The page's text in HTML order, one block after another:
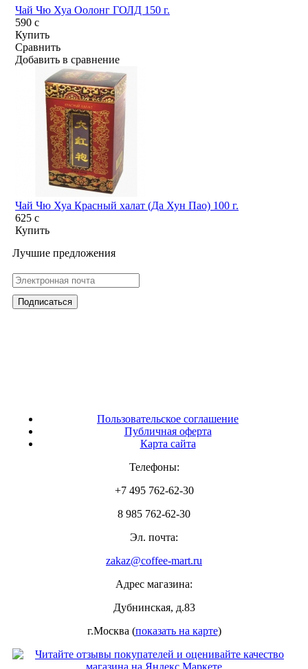
Чай Чю Хуа Оолонг ГОЛД 150 г.
590c
Купить
Сравнить
Добавить в сравнение
Чай Чю Хуа Красный халат (Да Хун Пао) 100 г.
625c
Купить
Лучшие предложения
Пользовательское соглашение
Публичная оферта
Карта сайта
Телефоны:
+7 495 762-62-30
8 985 762-62-30
Эл. почта:
zakaz@coffee-mart.ru
Адрес магазина:
Дубнинская, д.83
г.Москва (показать на карте)